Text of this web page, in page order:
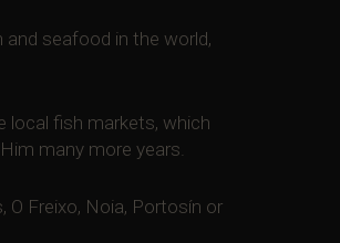
seafood in the world,
local fish markets, which
many more years.
O Freixo, Noia, Portosín or